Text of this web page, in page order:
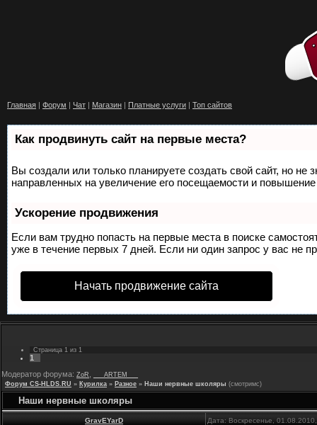
Главная | Форум | Чат | Магазин | Платные услуги | Топ сайтов
Как продвинуть сайт на первые места?
Вы создали или только планируете создать свой сайт, но не
направленных на увеличение его посещаемости и
Ускорение продвижения
Если вам трудно попасть на первые места в поиске
уже в течение первых 7 дней. Если ни один запрос у вас не
Начать продвижение сайта
Страница 1 из 1
1
Модератор форума: ZoR
___ARTEM___
Форум CS-HLDS.RU » Курилка » Разное » Наши нервные школяры (смотримс)
Наши нервные школяры
GravEYarD Дата: Воскресенье,